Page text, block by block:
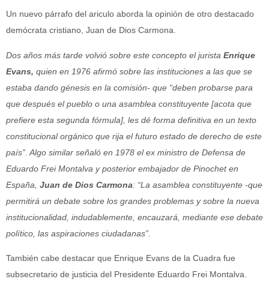
Un nuevo párrafo del ariculo aborda la opinión de otro destacado
demócrata cristiano, Juan de Dios Carmona.
Dos años más tarde volvió sobre este concepto el jurista Enrique
Evans, quien en 1976 afirmó sobre las instituciones a las que se
estaba dando génesis en la comisión- que “deben probarse para
que después el pueblo o una asamblea constituyente [acota que
prefiere esta segunda fórmula], les dé forma definitiva en un texto
constitucional orgánico que rija el futuro estado de derecho de este
país”. Algo similar señaló en 1978 el ex ministro de Defensa de
Eduardo Frei Montalva y posterior embajador de Pinochet en
España, Juan de Dios Carmona: “La asamblea constituyente -que
permitirá un debate sobre los grandes problemas y sobre la nueva
institucionalidad, indudablemente, encauzará, mediante ese debate
político, las aspiraciones ciudadanas”.
También cabe destacar que Enrique Evans de la Cuadra fue
subsecretario de justicia del Presidente Eduardo Frei Montalva.